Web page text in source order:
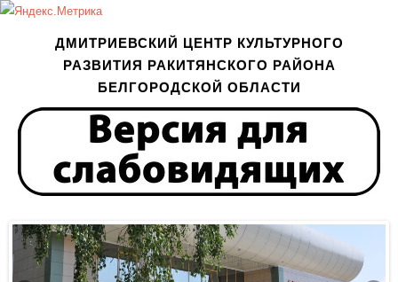
ДМИТРИЕВСКИЙ ЦЕНТР КУЛЬТУРНОГО
РАЗВИТИЯ РАКИТЯНСКОГО РАЙОНА
БЕЛГОРОДСКОЙ ОБЛАСТИ